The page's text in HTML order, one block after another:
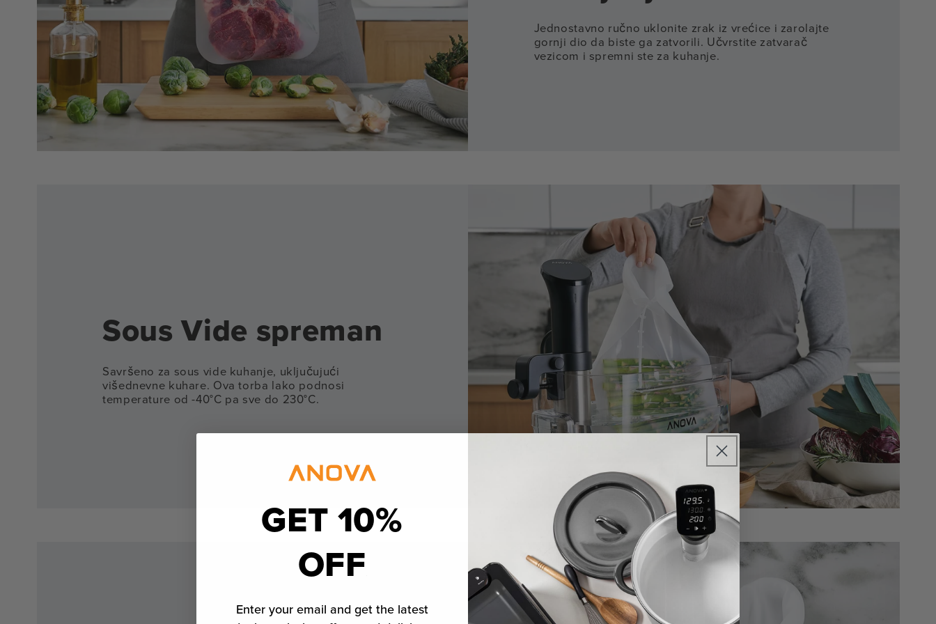
Jednostavno ručno uklonite zrak iz vrećice i zarolajte
gornji dio da biste ga zatvorili. Učvrstite zatvarač
vezicom i spremni ste za kuhanje.
Sous Vide spreman
Savršeno za sous vide kuhanje, uključujući
višednevne kuhare. Ova torba lako podnosi
temperature od -40°C pa sve do 230°C.
GET 10%
OFF
Enter your email and get the latest